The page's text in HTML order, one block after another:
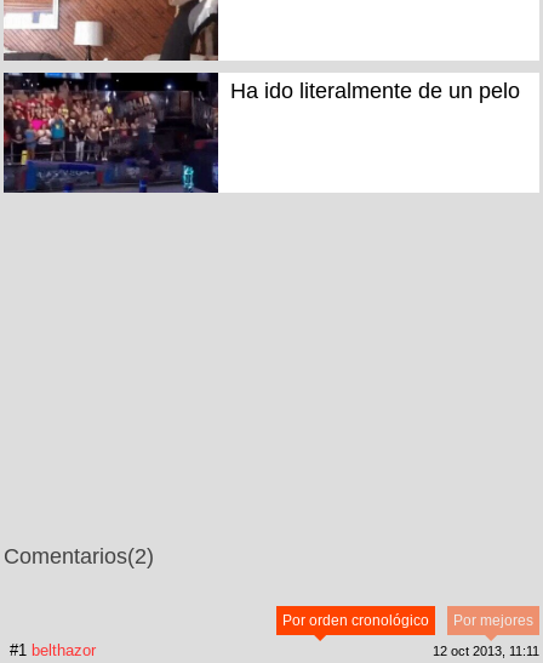
Ha ido literalmente de un pelo
Comentarios(2)
Por mejores
Por orden cronológico
#1 belthazor 12 oct 2013, 11:11